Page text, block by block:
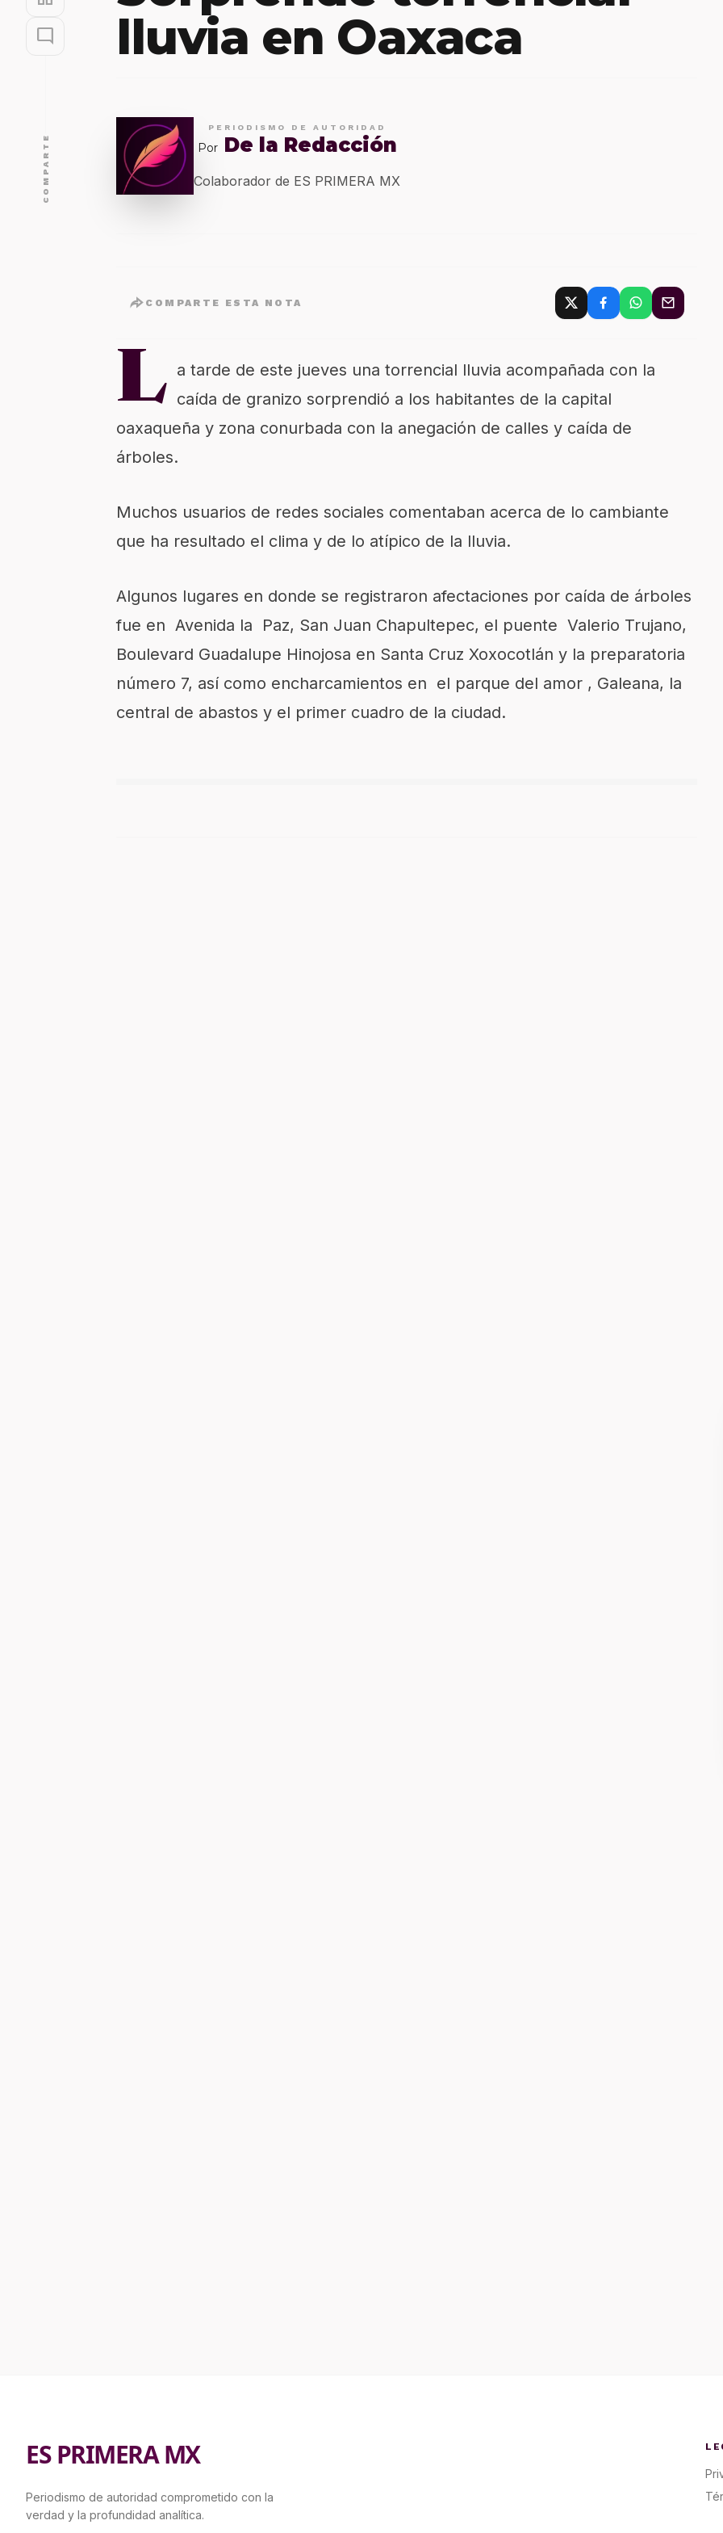
mode_comment
COMPARTE
lluvia en Oaxaca
PERIODISMO DE AUTORIDAD
Por De la Redacción
Colaborador de ES PRIMERA MX
COMPARTE ESTA NOTA
L a tarde de este jueves una torrencial lluvia acompañada con la
caída de granizo sorprendió a los habitantes de la capital
oaxaqueña y zona conurbada con la anegación de calles y caída de
árboles.
Muchos usuarios de redes sociales comentaban acerca de lo cambiante
que ha resultado el clima y de lo atípico de la lluvia.
Algunos lugares en donde se registraron afectaciones por caída de árboles
fue en Avenida la Paz, San Juan Chapultepec, el puente Valerio Trujano,
Boulevard Guadalupe Hinojosa en Santa Cruz Xoxocotlán y la preparatoria
número 7, así como encharcamientos en el parque del amor , Galeana, la
central de abastos y el primer cuadro de la ciudad.
ES PRIMERA MX
Periodismo de autoridad comprometido con la
verdad y la profundidad analítica.